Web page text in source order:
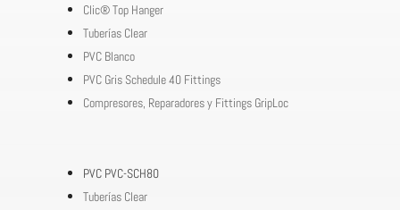
Clic® Top Hanger
Tuberías Clear
PVC Blanco
PVC Gris Schedule 40 Fittings
Compresores, Reparadores y Fittings GripLoc
PVC PVC-SCH80
Tuberías Clear